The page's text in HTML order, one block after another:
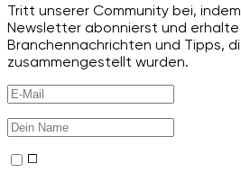
Tritt unserer Community bei,
Newsletter abonnierst und erhalte
Branchennachrichten und Tipps,
zusammengestellt wurden.